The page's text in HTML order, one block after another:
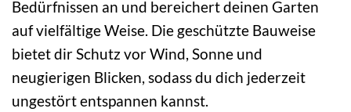
Bedürfnissen an und bereichert deinen Garten
auf vielfältige Weise. Die geschützte Bauweise
bietet dir Schutz vor Wind, Sonne und
neugierigen Blicken, sodass du dich jederzeit
ungestört entspannen kannst.